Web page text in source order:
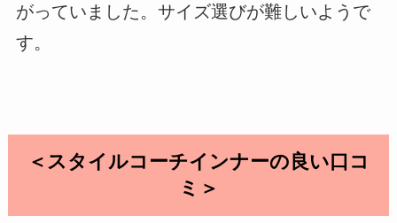
がっていました。サイズ選びが難しいようで
す。
＜スタイルコーチインナーの良い口コ
ミ＞